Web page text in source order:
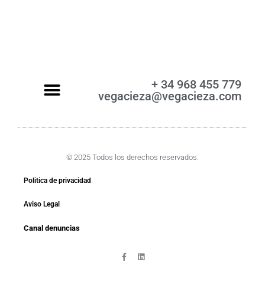
+ 34 968 455 779
vegacieza@vegacieza.com
© 2025 Todos los derechos reservados.
Politica de privacidad
Aviso Legal
Canal denuncias